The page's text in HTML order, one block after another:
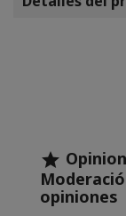

opiniones